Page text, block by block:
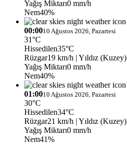
Yağış Miktarı0 mm/h
Nem40%
00:0010 Ağustos 2026, Pazartesi
31°C
Hissedilen35°C
Rüzgar19 km/h | Yıldız (Kuzey)
Yağış Miktarı0 mm/h
Nem40%
01:0010 Ağustos 2026, Pazartesi
30°C
Hissedilen34°C
Rüzgar21 km/h | Yıldız (Kuzey)
Yağış Miktarı0 mm/h
Nem41%